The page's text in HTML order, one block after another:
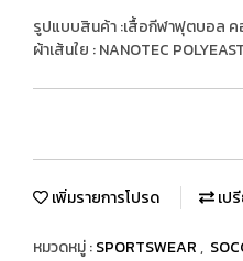
รูปแบบสินค้า :เสื้อกีฬาฟุตบอล ค
ผ้าเส้นใย : NANOTEC
เพิ่มรายการโปรด เป
หมวดหมู่ :SPORTSWEAR,